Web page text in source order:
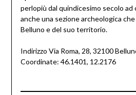
perlopiù dal quindicesimo secolo ad
anche una sezione archeologica
Belluno e del suo territorio.
Indirizzo Via Roma, 28, 32100
Coordinate: 46.1401, 12.2176